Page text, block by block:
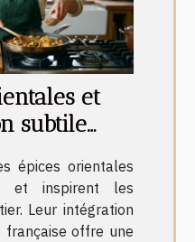
et
subtile
épices orientales
et inspirent les
Leur intégration
française offre une